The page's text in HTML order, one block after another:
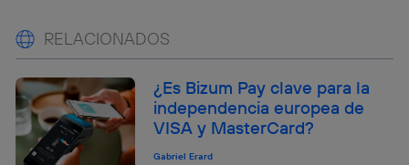
RELACIONADOS
¿Es Bizum Pay clave para la
independencia europea de
VISA y MasterCard?
Gabriel Erard